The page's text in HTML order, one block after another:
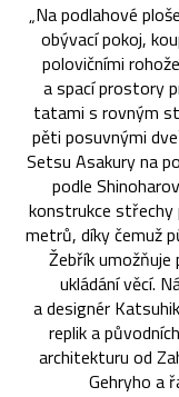
„Na podlahové
obývací pokoj,
polovičními
a spací prostory
tatami s rovným
pěti posuvnými
Setsu Asakury na
podle
konstrukce
metrů, díky čemuž
Žebřík
ukládání věcí.
a designér
replik a
architekturu od
Gehryho a